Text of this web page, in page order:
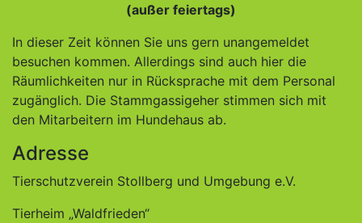
(außer feiertags)
In dieser Zeit können Sie uns gern unangemeldet
besuchen kommen. Allerdings sind auch hier die
Räumlichkeiten nur in Rücksprache mit dem Personal
zugänglich. Die Stammgassigeher stimmen sich mit
den Mitarbeitern im Hundehaus ab.
Adresse
Tierschutzverein Stollberg und Umgebung e.V.
Tierheim „Waldfrieden“